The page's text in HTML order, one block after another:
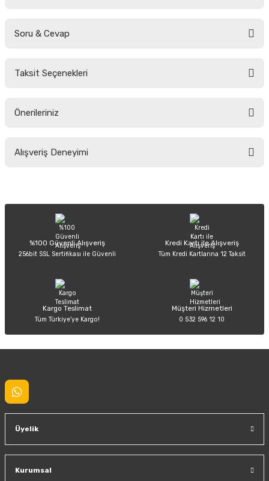
Soru & Cevap
Taksit Seçenekleri
Önerileriniz
yetersiz gördüğünüz noktaları öneri formunu kullanarak tarafımıza
Ürün açıklamasında eksik bilgiler bulunuyor.
Ürün bilgilerinde hatalar bulunuyor.
Ürün fiyatı diğer sitelerden daha pahalı.
Alışveriş Deneyimi
Sitemize ilk yorumu siz yapın!
%100 Güvenli Alışveriş
256bit SSL Sertifikası ile Güvenli
Kredi Kartı ile Alışveriş
Tüm Kredi Kartlarına 12 Taksit
Kargo Teslimat
Tüm Türkiye’ye Kargo!
Müşteri Hizmetleri
0 532 596 12 10
Üyelik
Kurumsal